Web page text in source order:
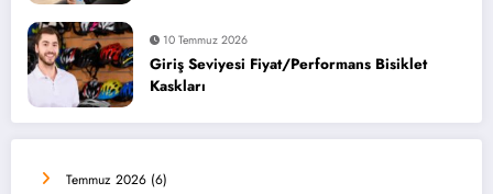
10 Temmuz 2026
Giriş Seviyesi Fiyat/Performans Bisiklet
Kaskları
Temmuz 2026 (6)